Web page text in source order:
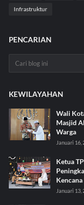
Infrastruktur
PENCARIAN
KEWILAYAHAN
Wali
Masjid
Warga
Januari 16,
Ketua
Januari 13,